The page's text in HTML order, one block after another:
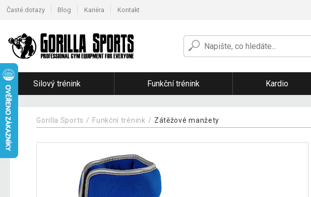
Časté dotazy Blog Kariéra Kontakt
Silový trénink Funkční trénink Kardio
Gorilla Sports Funkční trénink Zátěžové manžety